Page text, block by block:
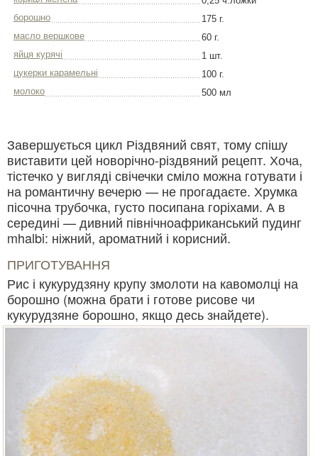
борошно
175 г.
масло вершкове
60 г.
яйця курячі
1 шт.
цукерки карамельні
100 г.
молоко
500 мл
Завершується цикл Різдвяний свят, тому спішу
виставити цей новорічно-різдвяний рецепт. Хоча,
тістечко у вигляді свічечки сміло можна готувати і
на романтичну вечерю — не прогадаєте. Хрумка
пісочна трубочка, густо посипана горіхами. А в
середині — дивний північноафриканський пудинг
mhalbi: ніжний, ароматний і корисний.
ПРИГОТУВАННЯ
Рис і кукурудзяну крупу змолоти на кавомолці на
борошно (можна брати і готове рисове чи
кукурудзяне борошно, якщо десь знайдете).